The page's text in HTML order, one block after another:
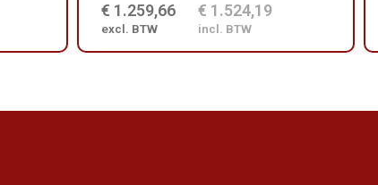
€ 1.259,66
excl. BTW
€ 1.524,19
incl. BTW